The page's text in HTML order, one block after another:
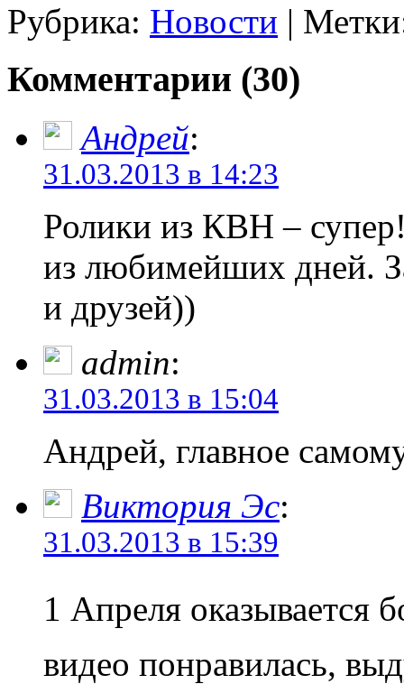
Рубрика: Новости |
Комментарии (30)
Андрей:
31.03.2013 в 14:23
Ролики из КВН –
из любимейших дней.
и друзей))
admin:
31.03.2013 в 15:04
Андрей, главное
Виктория Эс:
31.03.2013 в 15:39
1 Апреля оказывается
видео понравилась,